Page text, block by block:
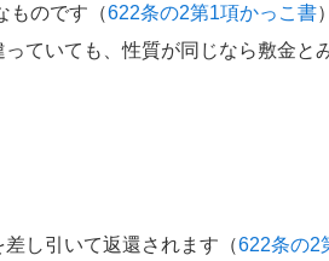
ものです（622条の2第1項かっこ書
ていても、性質が同じなら敷金と
し引いて返還されます（622条の2